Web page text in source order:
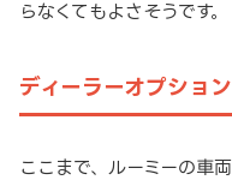
らなくてもよさそうです。
ディーラーオプショ
ここまで、ルーミーの車